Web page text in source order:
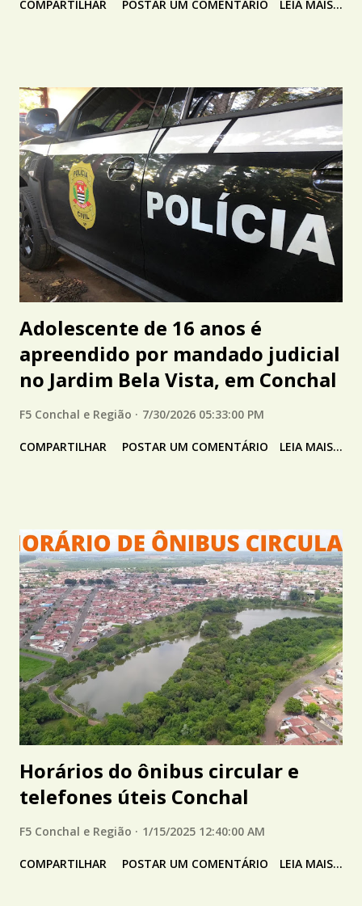
COMPARTILHAR POSTAR UM COMENTÁRIO LEIA MAIS...
Adolescente de 16 anos é
apreendido por mandado judicial
no Jardim Bela Vista, em Conchal
F5 Conchal e Região 7/30/2026 05:33:00 PM
COMPARTILHAR POSTAR UM COMENTÁRIO LEIA MAIS...
Horários do ônibus circular e
telefones úteis Conchal
F5 Conchal e Região 1/15/2025 12:40:00 AM
COMPARTILHAR POSTAR UM COMENTÁRIO LEIA MAIS...